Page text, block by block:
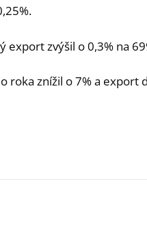
export zvýšil o 0,3% na
roka znížil o 7% a export